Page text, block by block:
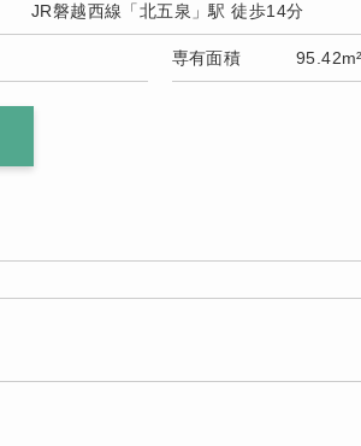
JR磐越西線「北五泉」駅 徒歩14分
専有面積 95.42m²